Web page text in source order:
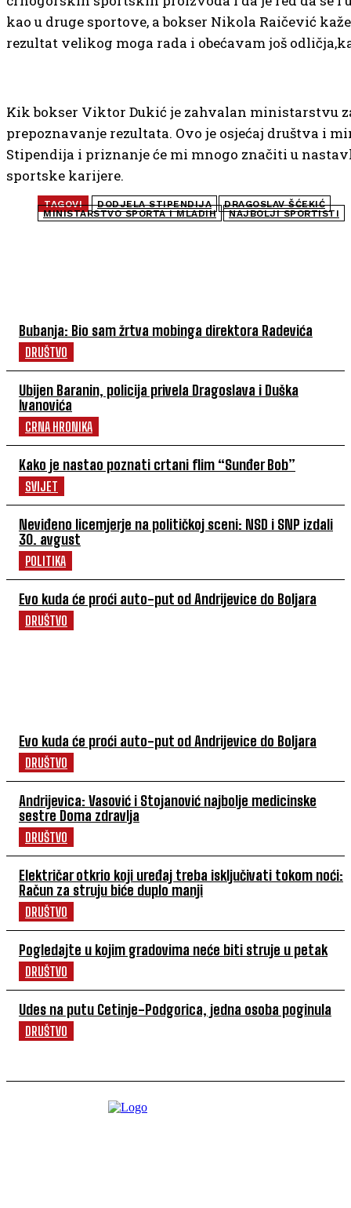
Bubanja: Bio sam žrtva mobinga direktora Radevića
DRUŠTVO
Ubijen Baranin, policija privela Dragoslava i Duška
Ivanovića
CRNA HRONIKA
Kako je nastao poznati crtani flim “Sunđer Bob”
SVIJET
Neviđeno licemjerje na političkoj sceni: NSD i SNP izdali
30. avgust
POLITIKA
Evo kuda će proći auto-put od Andrijevice do Boljara
DRUŠTVO
Evo kuda će proći auto-put od Andrijevice do Boljara
DRUŠTVO
Andrijevica: Vasović i Stojanović najbolje medicinske
sestre Doma zdravlja
DRUŠTVO
Električar otkrio koji uređaj treba isključivati tokom noći:
Račun za struju biće duplo manji
DRUŠTVO
Pogledajte u kojim gradovima neće biti struje u petak
DRUŠTVO
Udes na putu Cetinje-Podgorica, jedna osoba poginula
DRUŠTVO
kao u druge sportove, a bokser Nikola Raičević
rezultat velikog moga rada i obećavam još
Kik bokser Viktor Dukić je zahvalan ministarstvu
prepoznavanje rezultata. Ovo je osjećaj društva i
Stipendija i priznanje će mi mnogo značiti u
sportske karijere.
TAGOVI DODJELA STIPENDIJA
DRAGOSLAV ŠĆEKIĆ
MINISTARSTVO SPORTA I MLADIH
NAJBOLJI SPORTISTI